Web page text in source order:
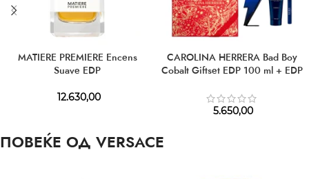
MATIERE PREMIERE Encens
Suave EDP
12.630,00
CAROLINA HERRERA Bad Boy
Cobalt Giftset EDP 100 ml + EDP
5.650,00
ПОВЕЌЕ ОД VERSACE